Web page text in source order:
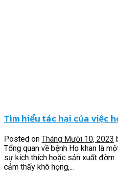
Tìm hiểu tác hại của việc
Posted on Tháng Mười 10, 2023
Tổng quan về bệnh Ho khan là
sự kích thích hoặc sản xuất
cảm thấy khô họng,...